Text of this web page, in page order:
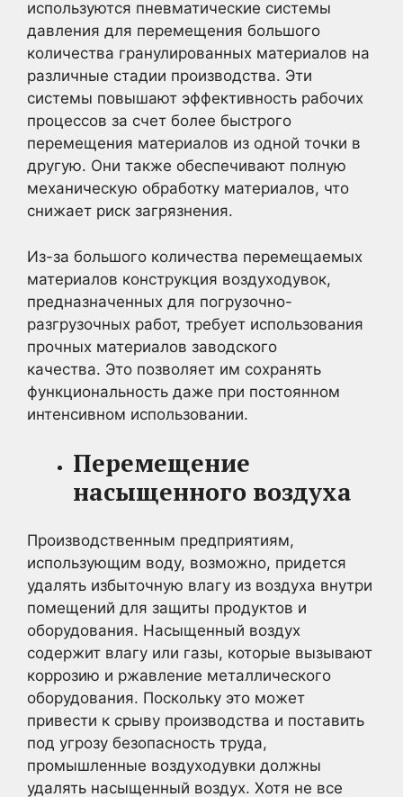
используются пневматические системы
давления для перемещения большого
количества гранулированных материалов на
различные стадии производства. Эти
системы повышают эффективность рабочих
процессов за счет более быстрого
перемещения материалов из одной точки в
другую. Они также обеспечивают полную
механическую обработку материалов, что
снижает риск загрязнения.
Из-за большого количества перемещаемых
материалов конструкция воздуходувок,
предназначенных для погрузочно-
разгрузочных работ, требует использования
прочных материалов заводского
качества. Это позволяет им сохранять
функциональность даже при постоянном
интенсивном использовании.
Перемещение
насыщенного воздуха
Производственным предприятиям,
использующим воду, возможно, придется
удалять избыточную влагу из воздуха внутри
помещений для защиты продуктов и
оборудования. Насыщенный воздух
содержит влагу или газы, которые вызывают
коррозию и ржавление металлического
оборудования. Поскольку это может
привести к срыву производства и поставить
под угрозу безопасность труда,
промышленные воздуходувки должны
удалять насыщенный воздух. Хотя не все